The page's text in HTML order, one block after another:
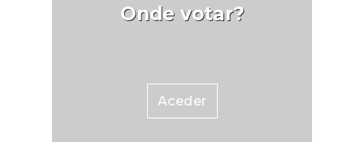
Onde votar?
Aceder